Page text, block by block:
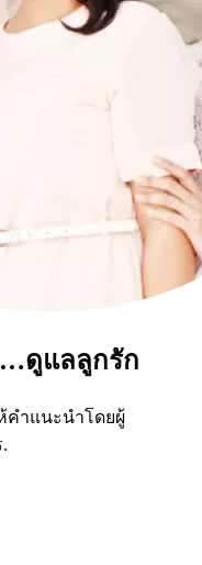
…ดูแลลูกรัก
คำแนะนำโดยผู้